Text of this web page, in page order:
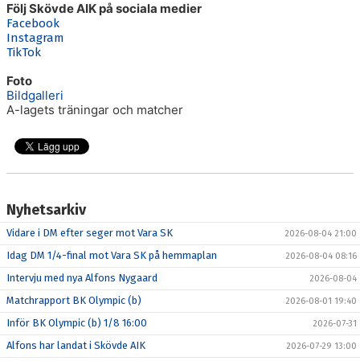
Följ Skövde AIK på sociala medier
Facebook
Instagram
TikTok
Foto
Bildgalleri
A-lagets träningar och matcher
Nyhetsarkiv
Vidare i DM efter seger mot Vara SK 2026-08-04 21:00
Idag DM 1/4-final mot Vara SK på hemmaplan 2026-08-04 08:16
Intervju med nya Alfons Nygaard 2026-08-04
Matchrapport BK Olympic (b) 2026-08-01 19:40
Inför BK Olympic (b) 1/8 16:00 2026-07-31
Alfons har landat i Skövde AIK 2026-07-29 13:00